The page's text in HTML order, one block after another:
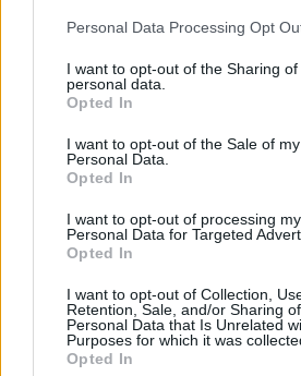
Personal Data Processing Opt
I want to opt-out of the Sharing of
personal data.
Opted In
I want to opt-out of the Sale of my
Personal Data.
Opted In
I want to opt-out of processing my
Personal Data for Targeted
Opted In
I want to opt-out of Collection,
Retention, Sale, and/or Sharing
Personal Data that Is Unrelated
Purposes for which it was
Opted In
Περισσότερες ειδήσεις
Στ. Παπασταύρου από Παρίσι:
Ημέρα Natura 2000: Νέες
«Σπάει» τα κοντέρ θερμότητας η
25ετίας τον Μάιο με 40,3°C